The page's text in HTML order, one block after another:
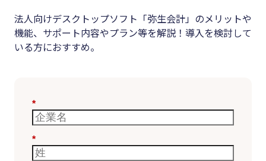
法人向けデスクトップソフト「弥生会計」のメリットや
機能、サポート内容やプラン等を解説！導入を検討して
いる方におすすめ。
*
*